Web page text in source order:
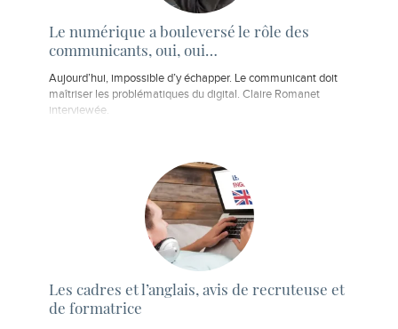
Le numérique a bouleversé le rôle des
communicants, oui, oui…
Aujourd’hui, impossible d’y échapper. Le communicant doit
maîtriser les problématiques du digital. Claire Romanet
interviewée.
Les cadres et l’anglais, avis de recruteuse et
de formatrice